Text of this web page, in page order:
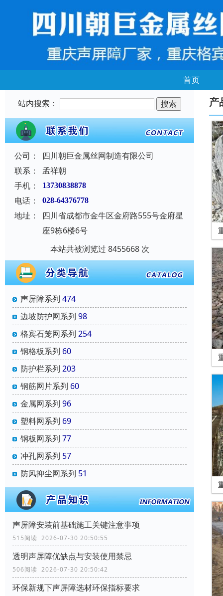
首页
站内搜索：
公司：
四川朝巨金属丝网制造有限公司
联系：
孟祥朝
手机：
13730838878
电话： 028-64376778
地址：
四川省成都市金牛区金府路555号金府星
座9栋6楼6号
本站共被浏览过 8455668 次
声屏障系列 474
边坡防护网系列 98
格宾石笼网系列 254
钢格板系列 60
防护栏系列 203
钢筋网片系列 60
金属网系列 96
塑料网系列 69
钢板网系列 77
冲孔网系列 57
防风抑尘网系列 51
声屏障安装前基础施工关键注意事项
515阅读 2026-07-30 20:50:55
透明声屏障优缺点与安装使用禁忌
506阅读 2026-07-30 20:50:42
环保新规下声屏障选材环保指标要求
产